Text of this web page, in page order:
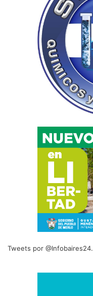
Tweets por @Infobaires24.